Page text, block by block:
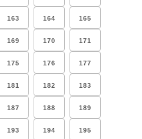
163 164 165
169 170 171
175 176 177
181 182 183
187 188 189
193 194 195